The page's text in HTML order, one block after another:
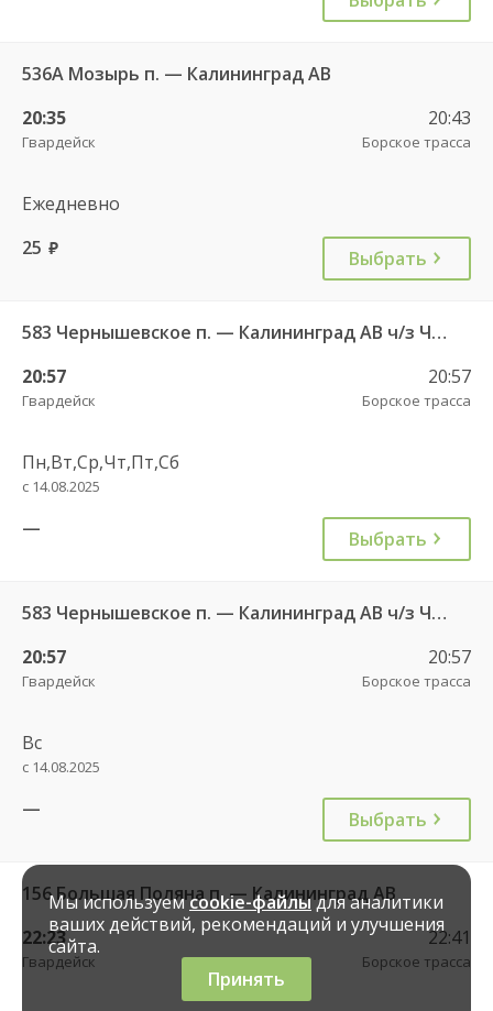
536А Мозырь п. — Калининград АВ
20:35
Гвардейск
20:43
Борское трасса
Ежедневно
25 руб. Выбрать
583 Чернышевское п. — Калининград АВ ч/з Черняховск АС
20:57
Гвардейск
20:57
Борское трасса
Пн,Вт,Ср,Чт,Пт,Сб
с 14.08.2025
— Выбрать
583 Чернышевское п. — Калининград АВ ч/з Черняховск АС
20:57
Гвардейск
20:57
Борское трасса
Вс
с 14.08.2025
— Выбрать
156 Большая Поляна п. — Калининград АВ
22:23
Гвардейск
22:41
Борское трасса
Мы используемcookie-файлыдля аналитики
ваших действий, рекомендаций и улучшения
сайта.
Принять